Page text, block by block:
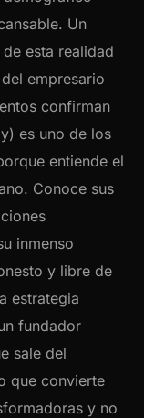
Un
esta realidad
empresario
confirman
es uno de los
entiende el
Conoce sus
inmenso
y libre de
estrategia
fundador
sale del
que convierte
y no